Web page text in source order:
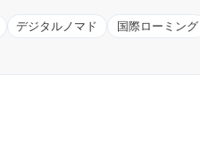
デジタルノマド 国際ローミング